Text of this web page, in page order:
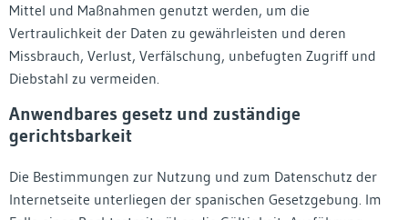
Mittel und Maßnahmen genutzt werden, um die
Vertraulichkeit der Daten zu gewährleisten und deren
Missbrauch, Verlust, Verfälschung, unbefugten Zugriff und
Diebstahl zu vermeiden.
Anwendbares gesetz und zuständige
gerichtsbarkeit
Die Bestimmungen zur Nutzung und zum Datenschutz der
Internetseite unterliegen der spanischen Gesetzgebung. Im